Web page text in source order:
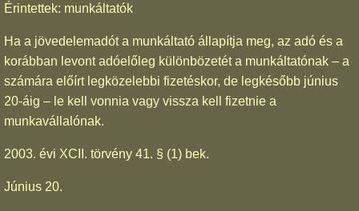
Érintettek: munkáltatók
Ha a jövedelemadót a munkáltató állapítja meg, az adó és a
korábban levont adóelőleg különbözetét a munkáltatónak – a
számára előírt legközelebbi fizetéskor, de legkésőbb június
20-áig – le kell vonnia vagy vissza kell fizetnie a
munkavállalónak.
2003. évi XCII. törvény 41. § (1) bek.
Június 20.